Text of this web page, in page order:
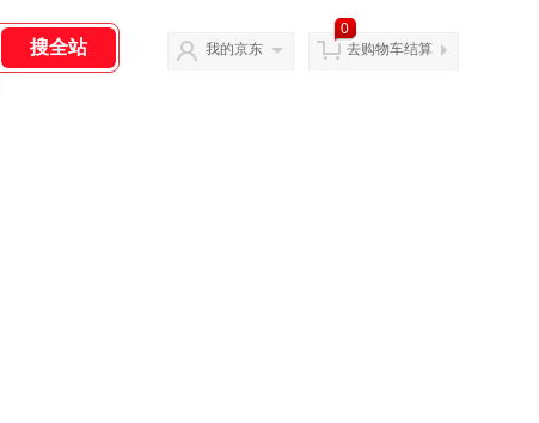
我的京东
0
去购物车结算